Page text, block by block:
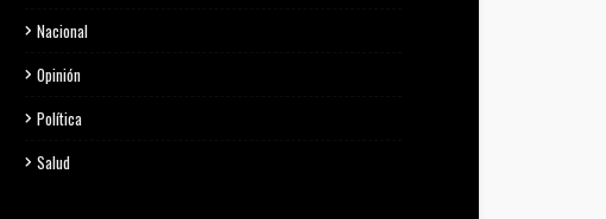
Nacional
Opinión
Política
Salud